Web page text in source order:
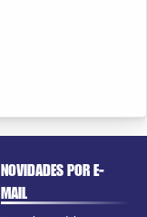
NOVIDADES POR E-
MAIL